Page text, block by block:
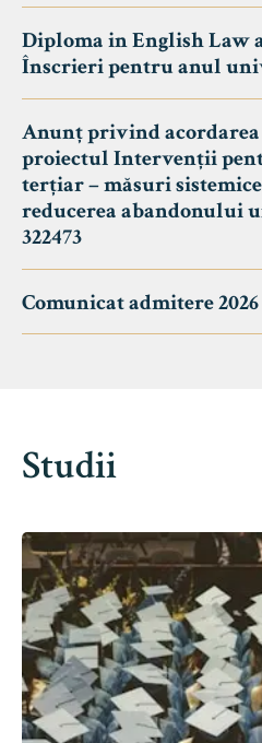
Diploma in English Law
Înscrieri pentru anul
Anunț privind
proiectul Intervenții
terțiar – măsuri
reducerea abandonului
322473
Comunicat admitere 2026
Studii